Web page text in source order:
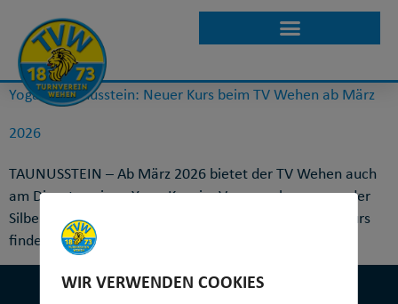
KATEGORIE:YOGA
Yoga in Taunusstein: Neuer Kurs beim TV Wehen ab März
2026
TAUNUSSTEIN – Ab März 2026 bietet der TV Wehen auch
am Dienstag einen Yoga-Kurs im Versammlungsraum der
Silberbachhalle in Taunusstein-Wehen an. Der Yoga-Kurs
findet immer dienstags von 09:30 bis 10:45 […]
WIR VERWENDEN COOKIES